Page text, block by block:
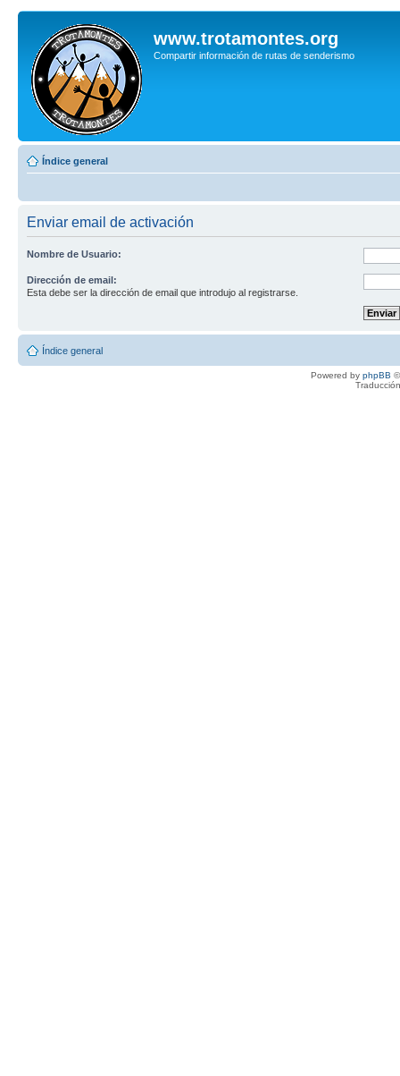
www.trotamontes.org
Compartir información de rutas de senderismo
Índice general
Enviar email de activación
Nombre de Usuario:
Dirección de email:
Esta debe ser la dirección de email que introdujo al registrarse.
Índice general
Powered by phpBB